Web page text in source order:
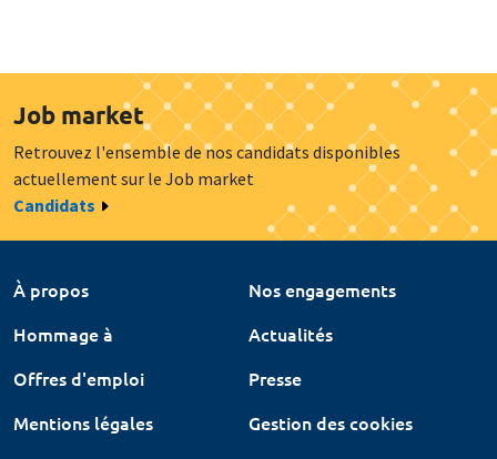
Job market
Retrouvez l'ensemble de nos candidats disponibles
actuellement sur le Job market
Candidats
À propos
Nos engagements
Hommage à
Actualités
Offres d'emploi
Presse
Mentions légales
Gestion des cookies